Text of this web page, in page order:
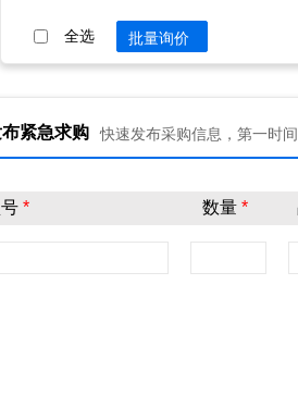
全选 批量询价
紧急求购 快速发布采购信息，第一时
* 数量 *